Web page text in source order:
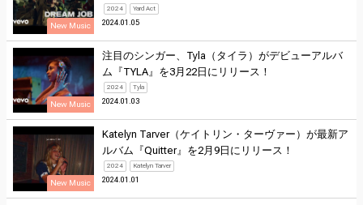
New Music
2024 Yard Act
2024.01.05
New Music
注目のシンガー、Tyla（タイラ）がデビューアルバ
ム『TYLA』を3月22日にリリース！
2024 Tyla
2024.01.03
New Music
Katelyn Tarver（ケイトリン・ターヴァー）が最新ア
ルバム『Quitter』を2月9日にリリース！
2024 Katelyn Tarver
2024.01.01